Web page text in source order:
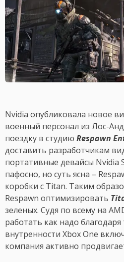
Nvidia опубликовала новое
военный персонал из Лос-
поездку в студию Respawn
доставить разработчикам
портативные девайсы Nvidia
пафосно, но суть ясна –
коробки с Titan. Таким
Respawn оптимизировать
зеленых. Судя по всему на
работать как надо благодаря
внутренности Xbox One
компания активно